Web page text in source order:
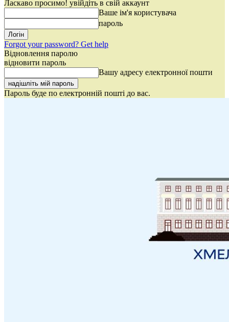
Ласкаво просимо! увійдіть в свій аккаунт
Ваше ім'я користувача
пароль
Forgot your password? Get help
Відновлення паролю
відновити пароль
Вашу адресу електронної пошти
Пароль буде по електронній пошті до вас.